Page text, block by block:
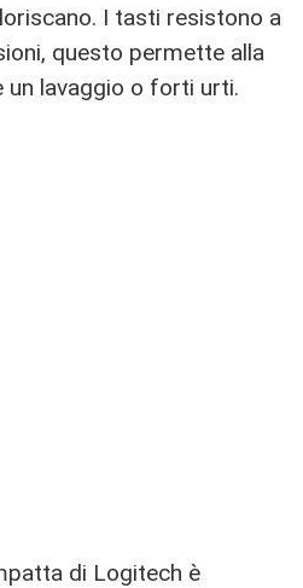
I tasti resistono a
questo permette alla
lavaggio o forti urti.
di Logitech è